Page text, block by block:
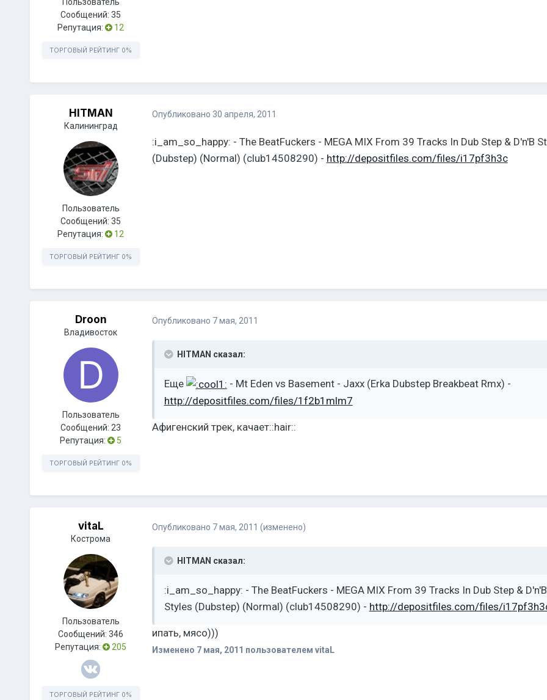
Пользователь
Сообщений:35
Репутация:
12
ТОРГОВЫЙ РЕЙТИНГ 0%
HITMAN
Калининград
Пользователь
Сообщений:35
Репутация:
12
ТОРГОВЫЙ РЕЙТИНГ 0%
Опубликовано 30 апреля, 2011
:i_am_so_happy: - The BeatFuckers - MEGA MIX From 39 Tracks In Dub Step & D'n'B
(Dubstep) (Normal) (club14508290) - http://depositfiles.com/files/i17pf3h3c
Droon
Владивосток
Пользователь
Сообщений:23
Репутация:
5
ТОРГОВЫЙ РЕЙТИНГ 0%
Опубликовано 7 мая, 2011
HITMAN сказал:
Еще
- Mt Eden vs Basement - Jaxx (Erka Dubstep Breakbeat Rmx) -
http://depositfiles.com/files/1f2b1mlm7
Афигенский трек, качает::hair::
vitaL
Кострома
Пользователь
Сообщений:346
Репутация:
205
ТОРГОВЫЙ РЕЙТИНГ 0%
Опубликовано 7 мая, 2011 (изменено)
HITMAN сказал:
:i_am_so_happy: - The BeatFuckers - MEGA MIX From 39 Tracks In Dub Step & D'n'B
Styles (Dubstep) (Normal) (club14508290) - http://depositfiles.com/files/
ипать, мясо)))
Изменено 7 мая, 2011 пользователем vitaL